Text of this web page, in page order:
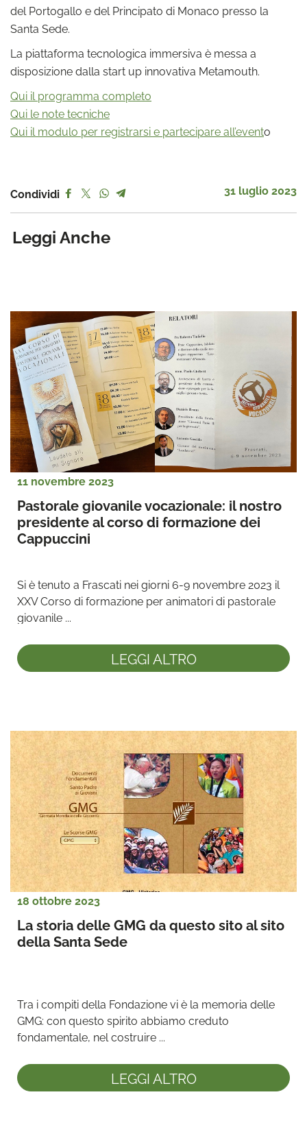
del Portogallo e del Principato di Monaco presso la
Santa Sede.
La piattaforma tecnologica immersiva è messa a
disposizione dalla start up innovativa Metamouth.
Qui il programma completo
Qui le note tecniche
Qui il modulo per registrarsi e partecipare all’evento
Condividi 31 luglio 2023
Leggi Anche
11 novembre 2023
Pastorale giovanile vocazionale: il nostro
presidente al corso di formazione dei
Cappuccini
Si è tenuto a Frascati nei giorni 6-9 novembre 2023 il
XXV Corso di formazione per animatori di pastorale
giovanile ...
LEGGI ALTRO
18 ottobre 2023
La storia delle GMG da questo sito al sito
della Santa Sede
Tra i compiti della Fondazione vi è la memoria delle
GMG: con questo spirito abbiamo creduto
fondamentale, nel costruire ...
LEGGI ALTRO